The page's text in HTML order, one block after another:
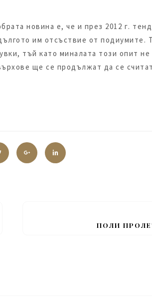
новина е, че и през 2012 г.
им отсъствие от подиумите.
тъй като миналата този опит не
ще се продължат да се
ПОЛИ